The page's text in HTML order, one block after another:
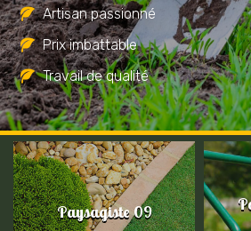
Artisan passionné
Prix imbattable
Travail de qualité
Paysagiste 09